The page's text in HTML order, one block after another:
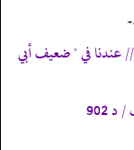
ضعيف أبي داود (160) // عندنا في " ضعيف أبي
902